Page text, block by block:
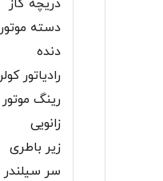
دریچه گاز
دسته موتور
دنده
رادیاتور کولر
رینگ موتور
زانویی
زیر باطری
سر سیلندر